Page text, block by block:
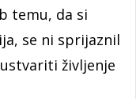
temu, da si
se ni sprijaznil
življenje